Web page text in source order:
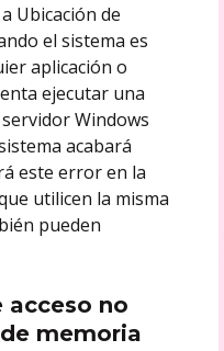
Ubicación de
el sistema es
aplicación o
ejecutar una
Windows
acabará
este error en la
utilicen la misma
pueden
acceso no
memoria